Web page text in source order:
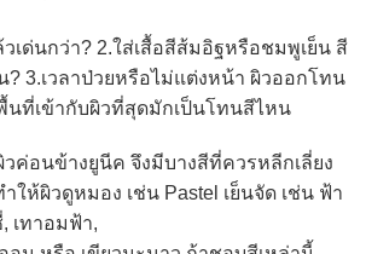
เด่นกว่า? 2.ใส่เสื้อสีส้มอิฐหรือชมพูเย็น สี
3.เวลาป่วยหรือไม่แต่งหน้า ผิวออกโทน
นที่เข้ากับผิวที่สุดมักเป็นโทนสีไหน
วค่อนข้างยูนีค จึงมีบางสีที่ควรหลีกเลี่ยง
ำให้ผิวดูหมอง เช่น Pastel เย็นจัด เช่น ฟ้า
เทาอมฟ้า,